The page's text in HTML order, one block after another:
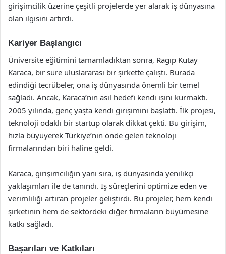
girişimcilik üzerine çeşitli projelerde yer alarak iş dünyasına
olan ilgisini artırdı.
Kariyer Başlangıcı
Üniversite eğitimini tamamladıktan sonra, Ragıp Kutay
Karaca, bir süre uluslararası bir şirkette çalıştı. Burada
edindiği tecrübeler, ona iş dünyasında önemli bir temel
sağladı. Ancak, Karaca’nın asıl hedefi kendi işini kurmaktı.
2005 yılında, genç yaşta kendi girişimini başlattı. İlk projesi,
teknoloji odaklı bir startup olarak dikkat çekti. Bu girişim,
hızla büyüyerek Türkiye’nin önde gelen teknoloji
firmalarından biri haline geldi.
Karaca, girişimciliğin yanı sıra, iş dünyasında yenilikçi
yaklaşımları ile de tanındı. İş süreçlerini optimize eden ve
verimliliği artıran projeler geliştirdi. Bu projeler, hem kendi
şirketinin hem de sektördeki diğer firmaların büyümesine
katkı sağladı.
Başarıları ve Katkıları